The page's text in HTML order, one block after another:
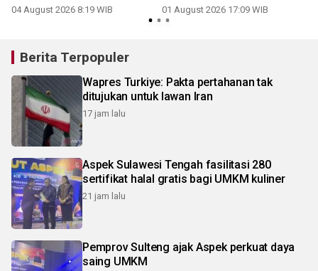
04 August 2026 8:19 WIB 01 August 2026 17:09 WIB
Berita Terpopuler
Wapres Turkiye: Pakta pertahanan tak
ditujukan untuk lawan Iran
17 jam lalu
Aspek Sulawesi Tengah fasilitasi 280
sertifikat halal gratis bagi UMKM kuliner
21 jam lalu
Pemprov Sulteng ajak Aspek perkuat daya
saing UMKM